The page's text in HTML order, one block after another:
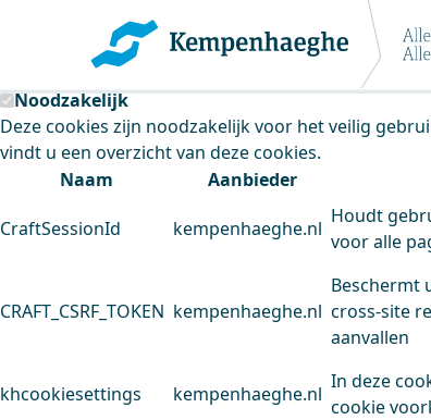
Kempenhaeghe maakt gebruik van
Deze site plaatst cookies. Dit doen we om het
Noodzakelijk
Deze cookies zijn noodzakelijk voor het veilig
vindt u een overzicht van deze cookies.
Naam
Aanbieder
CraftSessionId kempenhaeghe.nl
Houdt
voor alle
CRAFT_CSRF_TOKEN kempenhaeghe.nl
Beschermt
cross-site
aanvallen
khcookiesettings kempenhaeghe.nl
In deze
cookie